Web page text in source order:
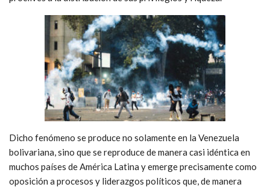
Dicho fenómeno se produce no solamente en la Venezuela
bolivariana, sino que se reproduce de manera casi idéntica en
muchos países de América Latina y emerge precisamente como
oposición a procesos y liderazgos políticos que, de manera